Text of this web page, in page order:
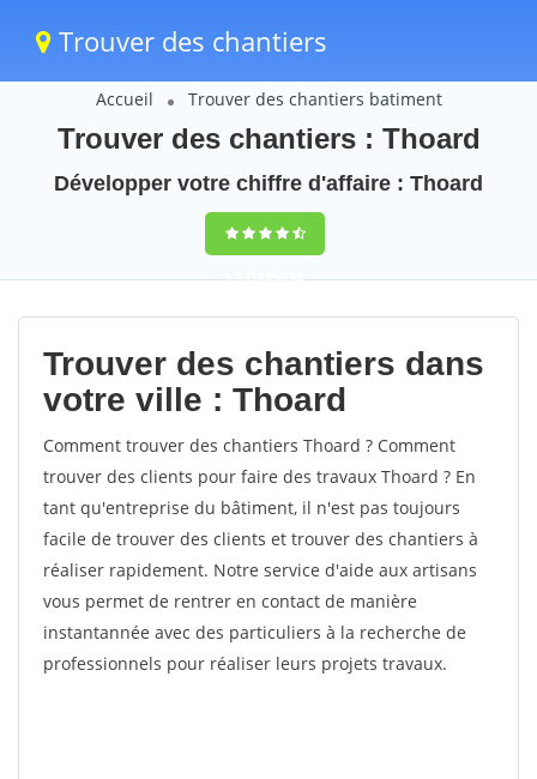
Trouver des chantiers
Accueil Trouver des chantiers batiment
Trouver des chantiers : Thoard
Développer votre chiffre d'affaire : Thoard
9,5(100%)60
votes
Trouver des chantiers dans
votre ville : Thoard
Comment trouver des chantiers Thoard ? Comment
trouver des clients pour faire des travaux Thoard ? En
tant qu'entreprise du bâtiment, il n'est pas toujours
facile de trouver des clients et trouver des chantiers à
réaliser rapidement. Notre service d'aide aux artisans
vous permet de rentrer en contact de manière
instantannée avec des particuliers à la recherche de
professionnels pour réaliser leurs projets travaux.